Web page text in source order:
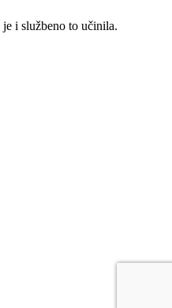
i službeno to učinila.